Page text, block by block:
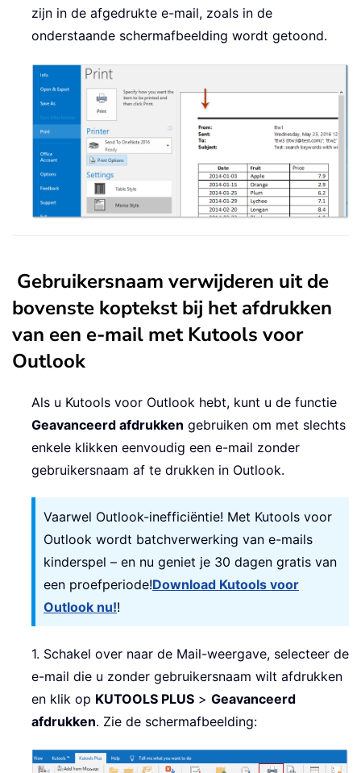
zijn in de afgedrukte e-mail, zoals in de
onderstaande schermafbeelding wordt getoond.
Gebruikersnaam verwijderen uit de
bovenste koptekst bij het afdrukken
van een e-mail met Kutools voor
Outlook
Als u Kutools voor Outlook hebt, kunt u de functie
Geavanceerd afdrukken gebruiken om met slechts
enkele klikken eenvoudig een e-mail zonder
gebruikersnaam af te drukken in Outlook.
Vaarwel Outlook-inefficiëntie! Met Kutools voor
Outlook wordt batchverwerking van e-mails
kinderspel – en nu geniet je 30 dagen gratis van
een proefperiode!Download Kutools voor
Outlook nu!!
1. Schakel over naar de Mail-weergave, selecteer de
e-mail die u zonder gebruikersnaam wilt afdrukken
en klik op KUTOOLS PLUS > Geavanceerd
afdrukken. Zie de schermafbeelding: